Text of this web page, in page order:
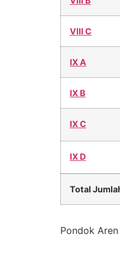
VIII C
IX A
IX B
IX C
IX D
Total
Pondok